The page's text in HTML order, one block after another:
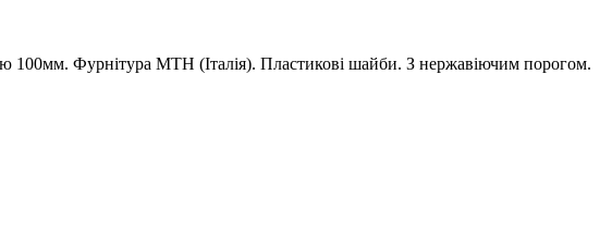
Фурнітура MTH (Італія). Пластикові шайби. З нержавіючим порогом.